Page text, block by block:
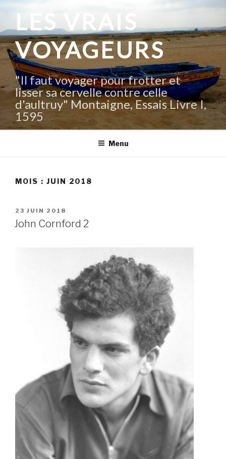
contenu
principal
LES VRAIS
VOYAGEURS
"Il faut voyager pour frotter et
lisser sa cervelle contre celle
d'aultruy" Montaigne, Essais Livre I,
1595
Menu
MOIS : JUIN 2018
PUBLIÉ
LE
23 JUIN 2018
John Cornford 2